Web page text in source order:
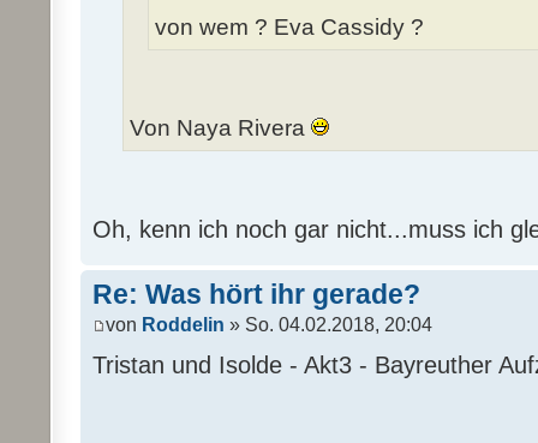
von wem ? Eva Cassidy ?
Von Naya Rivera
Oh, kenn ich noch gar nicht...muss ich
Re: Was hört ihr gerade?
von Roddelin » So. 04.02.2018, 20:04
Tristan und Isolde - Akt3 - Bayreuther